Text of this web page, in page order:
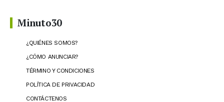
Minuto30
¿QUIÉNES SOMOS?
¿CÓMO ANUNCIAR?
TÉRMINO Y CONDICIONES
POLÍTICA DE PRIVACIDAD
CONTÁCTENOS